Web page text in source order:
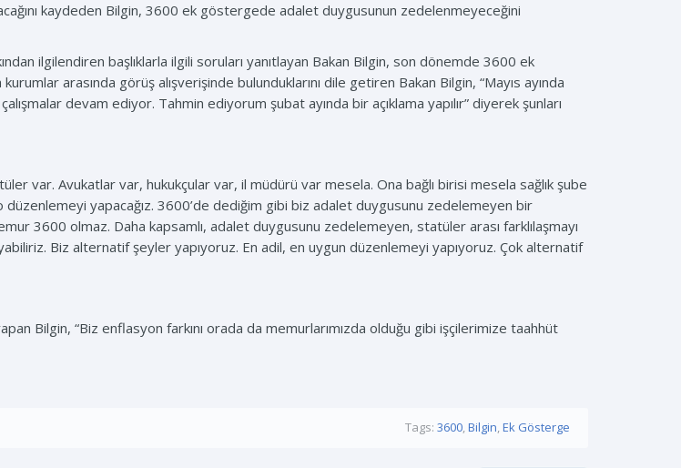
kaydeden Bilgin, 3600 ek göstergede adalet duygusunun zedelenmeyeceğini
ilgilendiren başlıklarla ilgili soruları yanıtlayan Bakan Bilgin, son dönemde 3600 ek
arasında görüş alışverişinde bulunduklarını dile getiren Bakan Bilgin, “Mayıs ayında
devam ediyor. Tahmin ediyorum şubat ayında bir açıklama yapılır” diyerek şunları
var. Avukatlar var, hukukçular var, il müdürü var mesela. Ona bağlı birisi mesela sağlık şube
düzenlemeyi yapacağız. 3600’de dediğim gibi biz adalet duygusunu zedelemeyen bir
3600 olmaz. Daha kapsamlı, adalet duygusunu zedelemeyen, statüler arası farklılaşmayı
Biz alternatif şeyler yapıyoruz. En adil, en uygun düzenlemeyi yapıyoruz. Çok alternatif
Bilgin, “Biz enflasyon farkını orada da memurlarımızda olduğu gibi işçilerimize taahhüt
Tags: 3600,Bilgin,Ek Gösterge